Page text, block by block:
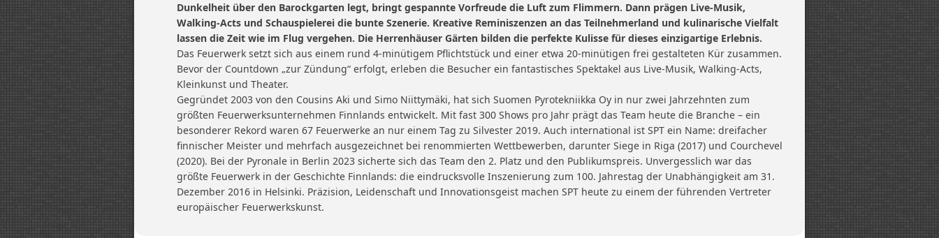
Dunkelheit über den Barockgarten legt, bringt gespannte Vorfreude die Luft zum Flimmern. Dann prägen Live-Musik,
Walking-Acts und Schauspielerei die bunte Szenerie. Kreative Reminiszenzen an das Teilnehmerland und kulinarische Vielfalt
lassen die Zeit wie im Flug vergehen. Die Herrenhäuser Gärten bilden die perfekte Kulisse für dieses einzigartige Erlebnis.
Das Feuerwerk setzt sich aus einem rund 4-minütigem Pflichtstück und einer etwa 20-minütigen frei gestalteten Kür zusammen.
Bevor der Countdown „zur Zündung“ erfolgt, erleben die Besucher ein fantastisches Spektakel aus Live-Musik, Walking-Acts,
Kleinkunst und Theater.
Gegründet 2003 von den Cousins Aki und Simo Niittymäki, hat sich Suomen Pyrotekniikka Oy in nur zwei Jahrzehnten zum
größten Feuerwerksunternehmen Finnlands entwickelt. Mit fast 300 Shows pro Jahr prägt das Team heute die Branche – ein
besonderer Rekord waren 67 Feuerwerke an nur einem Tag zu Silvester 2019. Auch international ist SPT ein Name: dreifacher
finnischer Meister und mehrfach ausgezeichnet bei renommierten Wettbewerben, darunter Siege in Riga (2017) und Courchevel
(2020). Bei der Pyronale in Berlin 2023 sicherte sich das Team den 2. Platz und den Publikumspreis. Unvergesslich war das
größte Feuerwerk in der Geschichte Finnlands: die eindrucksvolle Inszenierung zum 100. Jahrestag der Unabhängigkeit am 31.
Dezember 2016 in Helsinki. Präzision, Leidenschaft und Innovationsgeist machen SPT heute zu einem der führenden Vertreter
europäischer Feuerwerkskunst.